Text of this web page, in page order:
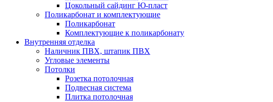
Цокольный сайдинг Ю-пласт
Поликарбонат и комплектующие
Поликарбонат
Комплектующие к поликарбонату
Внутренняя отделка
Наличник ПВХ, штапик ПВХ
Угловые элементы
Потолки
Розетка потолочная
Подвесная система
Плитка потолочная